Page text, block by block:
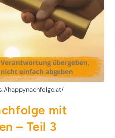
happynachfolge.at/
mit
– Teil 3